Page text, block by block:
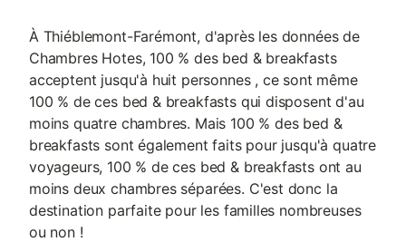
À Thiéblemont-Farémont, d'après les données de
Chambres Hotes, 100 % des bed & breakfasts
acceptent jusqu'à huit personnes , ce sont même
100 % de ces bed & breakfasts qui disposent d'au
moins quatre chambres. Mais 100 % des bed &
breakfasts sont également faits pour jusqu'à quatre
voyageurs, 100 % de ces bed & breakfasts ont au
moins deux chambres séparées. C'est donc la
destination parfaite pour les familles nombreuses
ou non !